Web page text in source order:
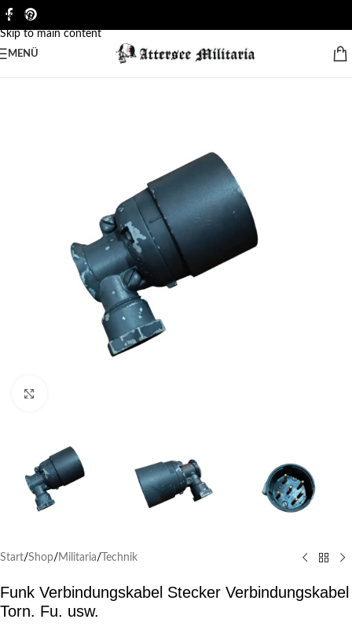
Skip to navigation
Skip to main content
MENÜ
Start/Shop/ Militaria/ Technik
Funk Verbindungskabel Stecker Verbindungskabel
Torn. Fu. usw.